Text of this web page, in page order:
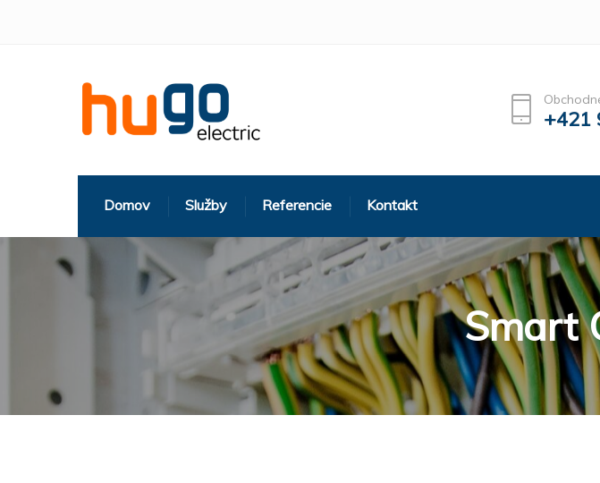
+421
Domov Služby Referencie Kontakt
Smart